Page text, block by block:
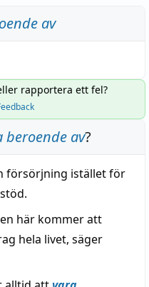
av
rapportera ett fel?
beroende av?
försörjning istället för
här kommer att
hela livet, säger